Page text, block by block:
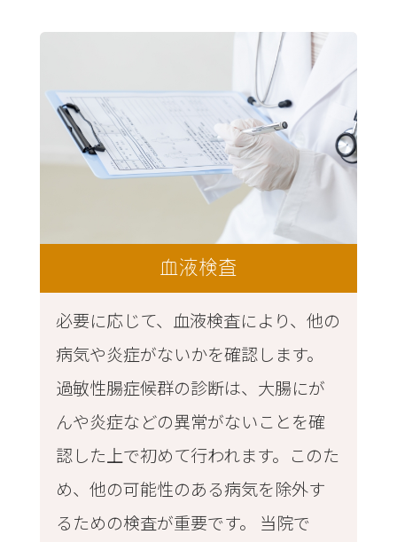
血液検査
必要に応じて、血液検査により、他の
病気や炎症がないかを確認します。
過敏性腸症候群の診断は、大腸にが
んや炎症などの異常がないことを確
認した上で初めて行われます。このた
め、他の可能性のある病気を除外す
るための検査が重要です。 当院で